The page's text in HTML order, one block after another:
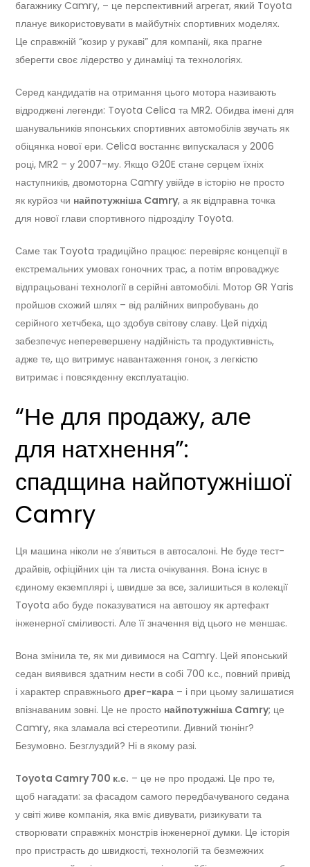
багажнику Camry, – це перспективний агрегат, який Toyota
планує використовувати в майбутніх спортивних моделях.
Це справжній “козир у рукаві” для компанії, яка прагне
зберегти своє лідерство у динаміці та технологіях.
Серед кандидатів на отримання цього мотора називають
відроджені легенди: Toyota Celica та MR2. Обидва імені для
шанувальників японських спортивних автомобілів звучать як
обіцянка нової ери. Celica востаннє випускалася у 2006
році, MR2 – у 2007-му. Якщо G20E стане серцем їхніх
наступників, двомоторна Camry увійде в історію не просто
як курйоз чи найпотужніша Camry, а як відправна точка
для нової глави спортивного підрозділу Toyota.
Саме так Toyota традиційно працює: перевіряє концепції в
екстремальних умовах гоночних трас, а потім впроваджує
відпрацьовані технології в серійні автомобілі. Мотор GR Yaris
пройшов схожий шлях – від ралійних випробувань до
серійного хетчбека, що здобув світову славу. Цей підхід
забезпечує неперевершену надійність та продуктивність,
адже те, що витримує навантаження гонок, з легкістю
витримає і повсякденну експлуатацію.
“Не для продажу, але
для натхнення”:
спадщина найпотужнішої
Camry
Ця машина ніколи не з’явиться в автосалоні. Не буде тест-
драйвів, офіційних цін та листа очікування. Вона існує в
єдиному екземплярі і, швидше за все, залишиться в колекції
Toyota або буде показуватися на автошоу як артефакт
інженерної сміливості. Але її значення від цього не меншає.
Вона змінила те, як ми дивимося на Camry. Цей японський
седан виявився здатним нести в собі 700 к.с., повний привід
і характер справжньогодрег-кара – і при цьому залишатися
впізнаваним зовні. Це не просто найпотужніша Camry; це
Camry, яка зламала всі стереотипи. Дивний тюнінг?
Безумовно. Безглуздий? Ні в якому разі.
Toyota Camry 700 к.с. – це не про продажі. Це про те,
щоб нагадати: за фасадом самого передбачуваного седана
у світі живе компанія, яка вміє дивувати, ризикувати та
створювати справжніх монстрів інженерної думки. Це історія
про пристрасть до швидкості, технологій та безмежних